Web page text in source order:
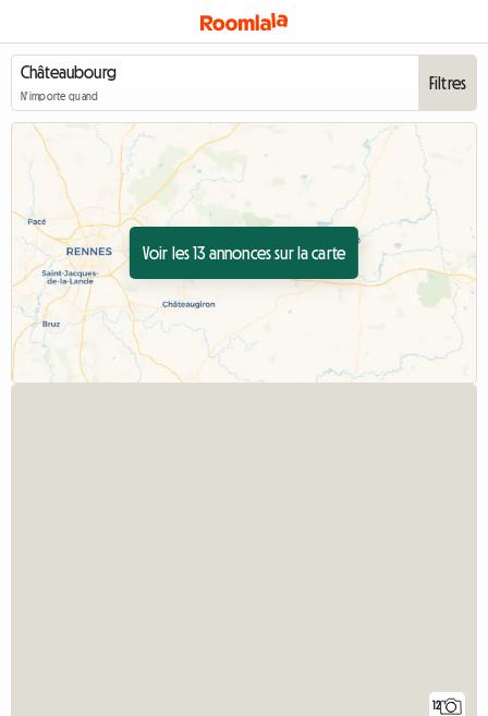
N'importe quand
Filtres
Voir les 13 annonces sur la carte
12